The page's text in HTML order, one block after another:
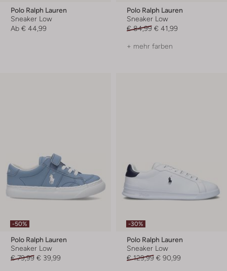
Polo Ralph Lauren
Sneaker Low
Ab € 44,99
Polo Ralph Lauren
Sneaker Low
€ 84,99 € 41,99
+ mehr farben
-50%
Polo Ralph Lauren
Sneaker Low
€ 79,99 € 39,99
-30%
Polo Ralph Lauren
Sneaker Low
€ 129,99 € 90,99